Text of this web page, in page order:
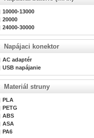
10000-13000
20000
24000-30000
Napájaci konektor
AC adaptér
USB napájanie
Materiál struny
PLA
PETG
ABS
ASA
PA6